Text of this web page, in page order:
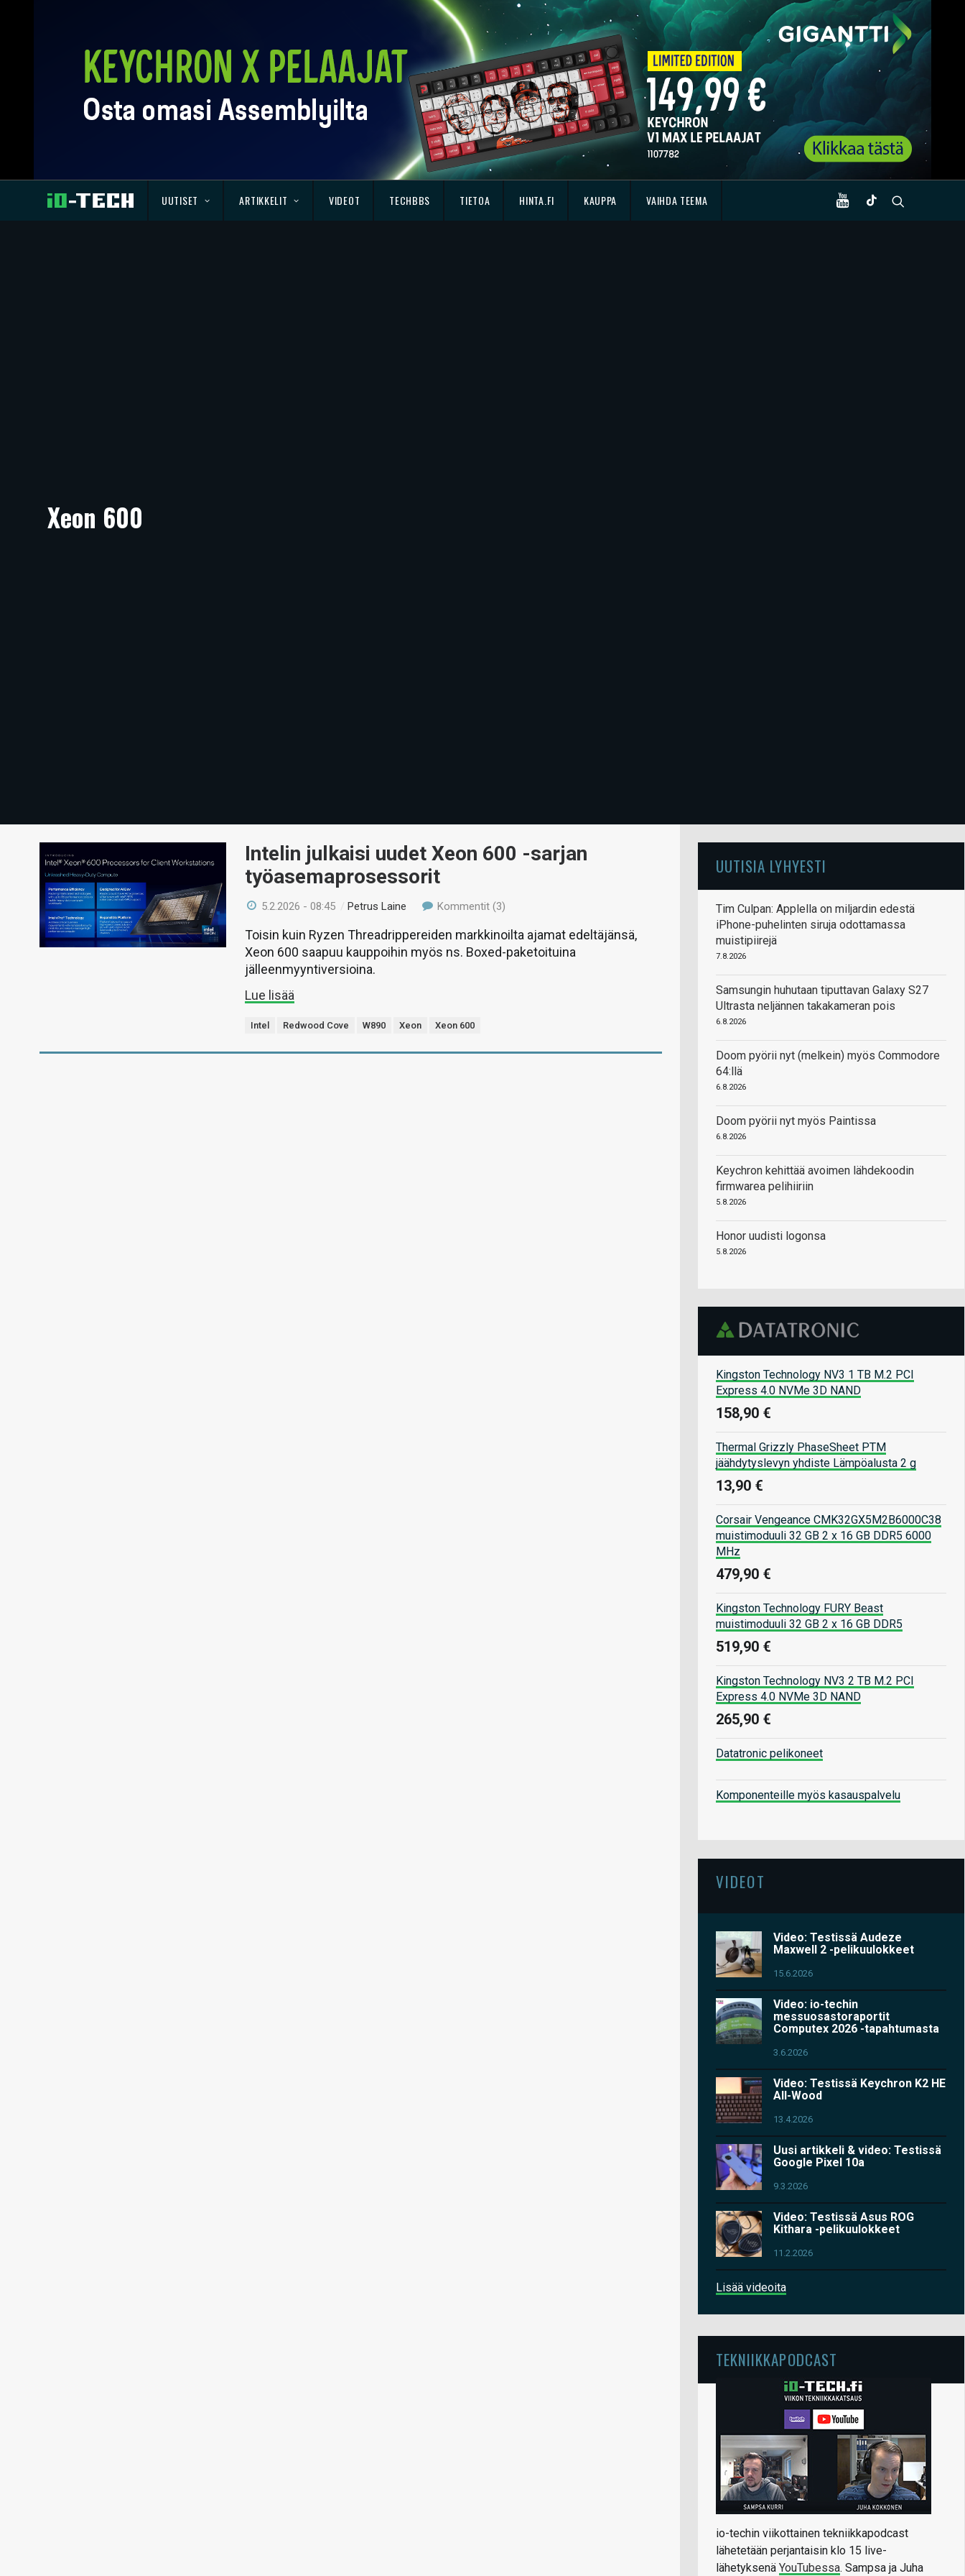
UUTISET ARTIKKELIT VIDEOT TECHBBS TIETOA HINTA.FI KAUPPA VAIHDA TEEMA
Xeon 600
Intelin julkaisi uudet Xeon 600 -sarjan
työasemaprosessorit
5.2.2026 - 08:45 /Petrus Laine Kommentit (3)
Toisin kuin Ryzen Threadrippereiden markkinoilta ajamat edeltäjänsä,
Xeon 600 saapuu kauppoihin myös ns. Boxed-paketoituina
jälleenmyyntiversioina.
Lue lisää
Intel Redwood Cove W890 Xeon Xeon 600
UUTISIA LYHYESTI
Tim Culpan: Applella on miljardin edestä
iPhone-puhelinten siruja odottamassa
muistipiirejä
7.8.2026
Samsungin huhutaan tiputtavan Galaxy S27
Ultrasta neljännen takakameran pois
6.8.2026
Doom pyörii nyt (melkein) myös Commodore
64:llä
6.8.2026
Doom pyörii nyt myös Paintissa
6.8.2026
Keychron kehittää avoimen lähdekoodin
firmwarea pelihiiriin
5.8.2026
Honor uudisti logonsa
5.8.2026
Kingston Technology NV3 1 TB M.2 PCI
Express 4.0 NVMe 3D NAND
158,90 €
Thermal Grizzly PhaseSheet PTM
jäähdytyslevyn yhdiste Lämpöalusta 2 g
13,90 €
Corsair Vengeance CMK32GX5M2B6000C38
muistimoduuli 32 GB 2 x 16 GB DDR5 6000
MHz
479,90 €
Kingston Technology FURY Beast
muistimoduuli 32 GB 2 x 16 GB DDR5
519,90 €
Kingston Technology NV3 2 TB M.2 PCI
Express 4.0 NVMe 3D NAND
265,90 €
Datatronic pelikoneet
Komponenteille myös kasauspalvelu
VIDEOT
Video: Testissä Audeze
Maxwell 2 -pelikuulokkeet
15.6.2026
Video: io-techin
messuosastoraportit
Computex 2026 -tapahtumasta
3.6.2026
Video: Testissä Keychron K2 HE
All-Wood
13.4.2026
Uusi artikkeli & video: Testissä
Google Pixel 10a
9.3.2026
Video: Testissä Asus ROG
Kithara -pelikuulokkeet
11.2.2026
Lisää videoita
TEKNIIKKAPODCAST
io-techin viikottainen tekniikkapodcast
lähetetään perjantaisin klo 15 live-
lähetyksenä YouTubessa. Sampsa ja Juha